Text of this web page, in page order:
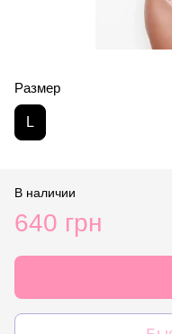
Размер
L
В наличии
640 грн